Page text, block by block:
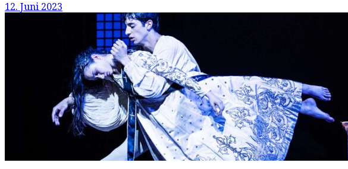
12. Juni 2023